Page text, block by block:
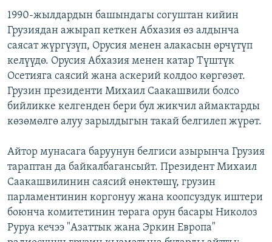
1990-жылдардын башындагы согуштан кийин
Грузиядан ажырап кеткен Абхазия өз алдынча
саясат жүргүзүп, Орусия менен алакасын өрчүтүп
келүүдө. Орусия Абхазия менен катар Түштүк
Осетияга саясий жана аскерий колдоо көргөзөт.
Грузин президенти Михаил Саакашвили болсо
бийликке келгенден бери бул жикчил аймактарды
көзөмөлгө алуу зарылдыгын такай белгилеп жүрөт.
Айтор мунасага баруунун белгиси азырынча Грузия
тараптан да байкалбагансыйт. Президент Михаил
Саакашвилинин саясий өнөктөшү, грузин
парламентинин коргонуу жана коопсуздук иштери
боюнча комитетинин төрага орун басары Николоз
Руруа кечээ "Азаттык жана Эркин Европа"